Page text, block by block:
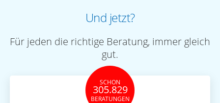
Und jetzt?
Für jeden die richtige Beratung, immer gleich
gut.
SCHON
305.829
BERATUNGEN